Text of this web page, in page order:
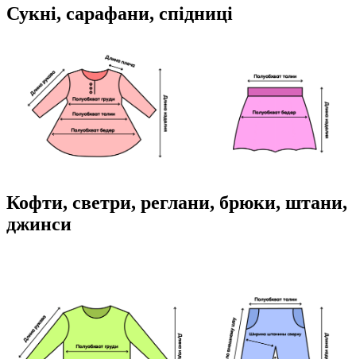
Сукні, сарафани, спідниці
Кофти, светри, реглани, брюки, штани,
джинси